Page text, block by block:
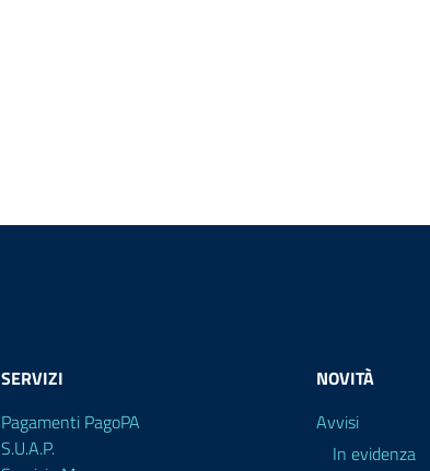
SERVIZI
Pagamenti PagoPA
S.U.A.P.
NOVITÀ
Avvisi
In evidenza